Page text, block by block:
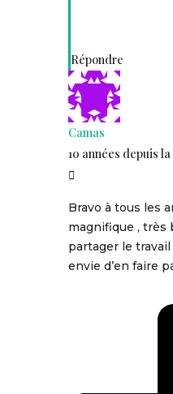
Répondre
Camas
10 années depuis
Bravo à tous les
magnifique , très
partager le travail
envie d’en faire